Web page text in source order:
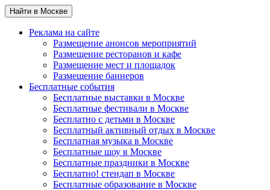
Найти в Москве
Реклама на сайте
Размещение анонсов мероприятий
Размещение ресторанов и кафе
Размещение мест и площадок
Размещение баннеров
Бесплатные события
Бесплатные выставки в Москве
Бесплатные фестивали в Москве
Бесплатно с детьми в Москве
Бесплатный активный отдых в Москве
Бесплатная музыка в Москве
Бесплатные шоу в Москве
Бесплатные праздники в Москве
Бесплатно! стендап в Москве
Бесплатные образование в Москве